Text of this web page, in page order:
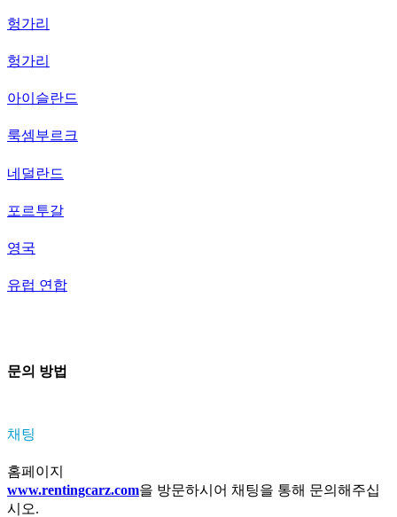
헝가리
헝가리
아이슬란드
룩셈부르크
네덜란드
포르투갈
영국
유럽 연합
문의 방법
채팅
홈페이지
www.rentingcarz.com을 방문하시어 채팅을 통해 문의해주십
시오.